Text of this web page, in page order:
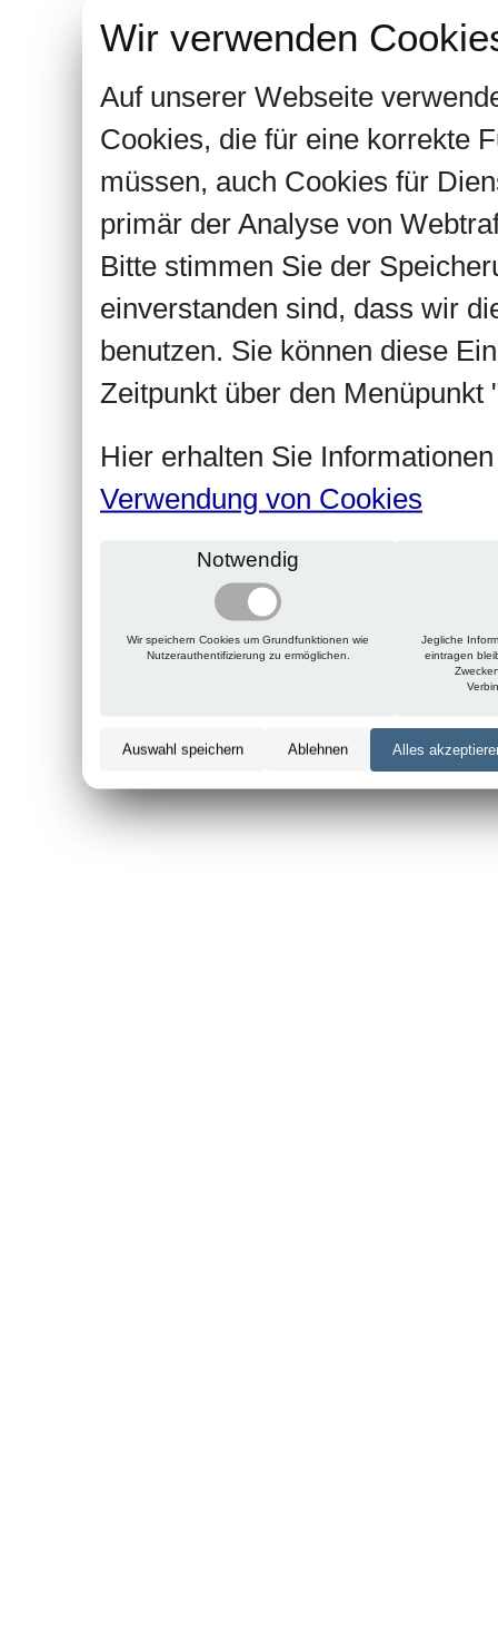
Wir verwenden
Auf unserer Webseite
Cookies, die für eine korrekte
müssen, auch Cookies für
primär der Analyse von
Bitte stimmen Sie der
einverstanden sind, dass wir
benutzen. Sie können diese
Zeitpunkt über den Menüpunkt
Hier erhalten Sie
Verwendung von Cookies
Notwendig
Wir speichern Cookies um Grundfunktionen wie
Nutzerauthentifizierung zu ermöglichen.
Jegliche
eintragen
Auswahl speichern Ablehnen Alles